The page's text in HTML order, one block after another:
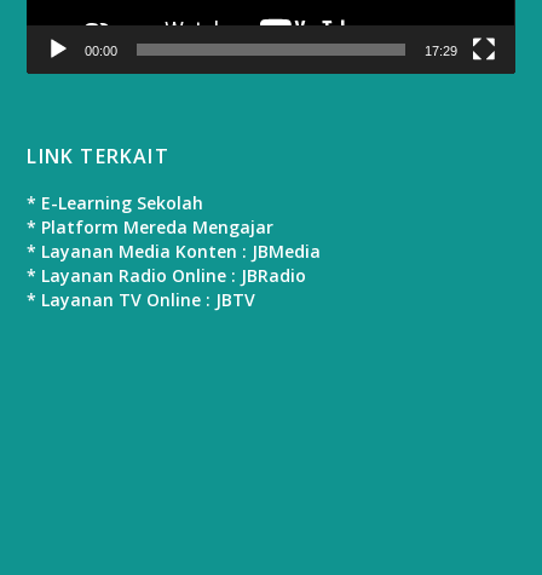
00:00 17:29
LINK TERKAIT
* E-Learning Sekolah
* Platform Mereda Mengajar
* Layanan Media Konten : JBMedia
* Layanan Radio Online : JBRadio
* Layanan TV Online : JBTV